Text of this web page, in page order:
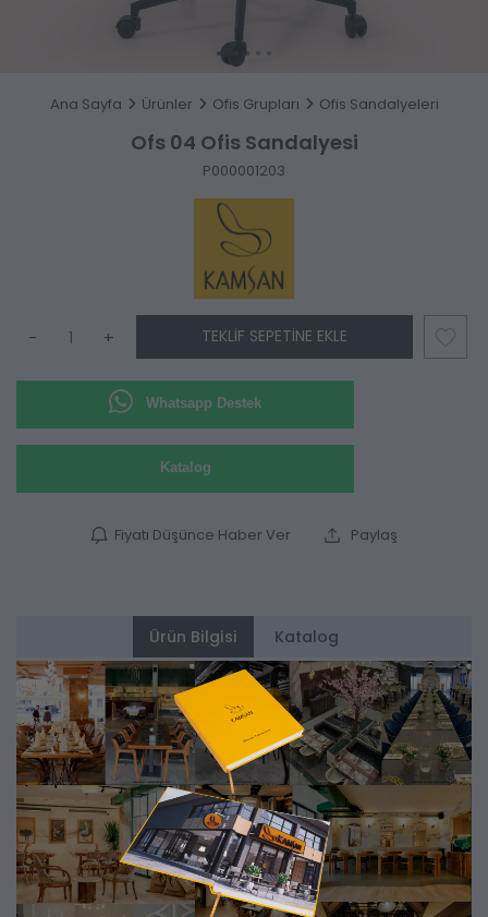
Ana Sayfa Ürünler Ofis Grupları Ofis Sandalyeleri
Ofs 04 Ofis Sandalyesi
P000001203
- + TEKLIF SEPETINE EKLE
Whatsapp Destek
Katalog
Fiyatı Düşünce Haber Ver Paylaş
Ürün Bilgisi Katalog
Alternatifler